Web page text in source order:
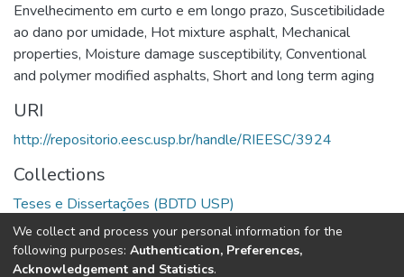
Envelhecimento em curto e em longo prazo, Suscetibilidade
ao dano por umidade, Hot mixture asphalt, Mechanical
properties, Moisture damage susceptibility, Conventional
and polymer modified asphalts, Short and long term aging
URI
http://repositorio.eesc.usp.br/handle/RIEESC/3924
Collections
Teses e Dissertações (BDTD USP)
Full item page
We collect and process your personal information for the
following purposes: Authentication, Preferences,
Acknowledgement and Statistics.